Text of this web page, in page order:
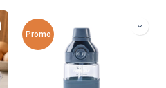
Promo